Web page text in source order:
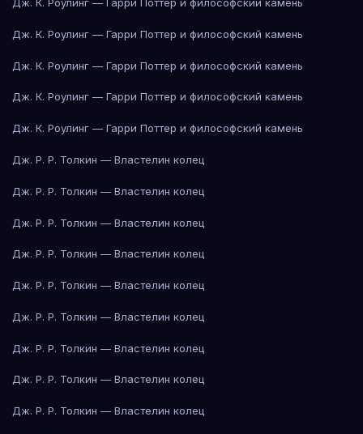
Дж. К. Роулинг — Гарри Поттер и философский камень
Дж. К. Роулинг — Гарри Поттер и философский камень
Дж. К. Роулинг — Гарри Поттер и философский камень
Дж. К. Роулинг — Гарри Поттер и философский камень
Дж. Р. Р. Толкин — Властелин колец
Дж. Р. Р. Толкин — Властелин колец
Дж. Р. Р. Толкин — Властелин колец
Дж. Р. Р. Толкин — Властелин колец
Дж. Р. Р. Толкин — Властелин колец
Дж. Р. Р. Толкин — Властелин колец
Дж. Р. Р. Толкин — Властелин колец
Дж. Р. Р. Толкин — Властелин колец
Дж. Р. Р. Толкин — Властелин колец